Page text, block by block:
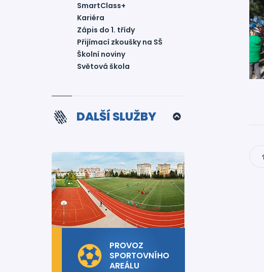
SmartClass+
Kariéra
Zápis do 1. třídy
Přijímací zkoušky na SŠ
Školní noviny
Světová škola
DALŠÍ SLUŽBY
PROVOZ
SPORTOVNÍHO
AREÁLU